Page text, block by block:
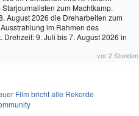
zum Machtkamp.
August 2026 die Dreharbeiten zum
im Rahmen des
Drehzeit: 9. Juli bis 7. August 2026 in
vor 2 Stunden
Film bricht alle Rekorde